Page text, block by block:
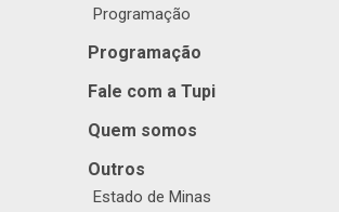
Programação
Programação
Fale com a Tupi
Quem somos
Outros
Estado de Minas